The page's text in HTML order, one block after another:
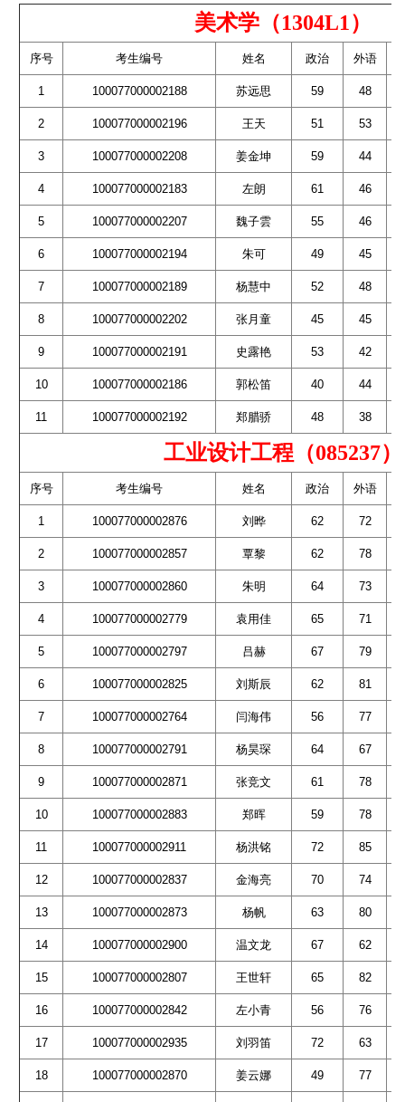
美术学（1304L1）
序号 考生编号 姓名 政治 外语
1 100077000002188 苏远思 59 48
2 100077000002196 王天 51 53
3 100077000002208 姜金坤 59 44
4 100077000002183 左朗 61 46
5 100077000002207 魏子雲 55 46
6 100077000002194 朱可 49 45
7 100077000002189 杨慧中 52 48
8 100077000002202 张月童 45 45
9 100077000002191 史露艳 53 42
10 100077000002186 郭松笛 40 44
11 100077000002192 郑腊骄 48 38
工业设计工程（085237）
序号 考生编号 姓名 政治 外语
1 100077000002876 刘晔 62 72
2 100077000002857 覃黎 62 78
3 100077000002860 朱明 64 73
4 100077000002779 袁用佳 65 71
5 100077000002797 吕赫 67 79
6 100077000002825 刘斯辰 62 81
7 100077000002764 闫海伟 56 77
8 100077000002791 杨昊琛 64 67
9 100077000002871 张竞文 61 78
10 100077000002883 郑晖 59 78
11 100077000002911 杨洪铭 72 85
12 100077000002837 金海亮 70 74
13 100077000002873 杨帆 63 80
14 100077000002900 温文龙 67 62
15 100077000002807 王世轩 65 82
16 100077000002842 左小青 56 76
17 100077000002935 刘羽笛 72 63
18 100077000002870 姜云娜 49 77